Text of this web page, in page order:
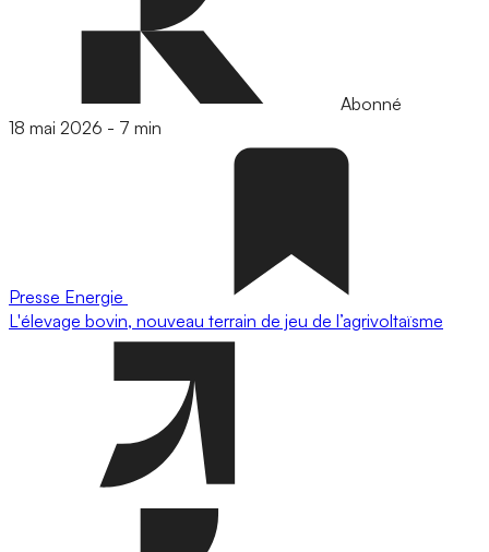
Abonné
18 mai 2026 - 7 min
Presse Energie
L'élevage bovin, nouveau terrain de jeu de l’agrivoltaïsme